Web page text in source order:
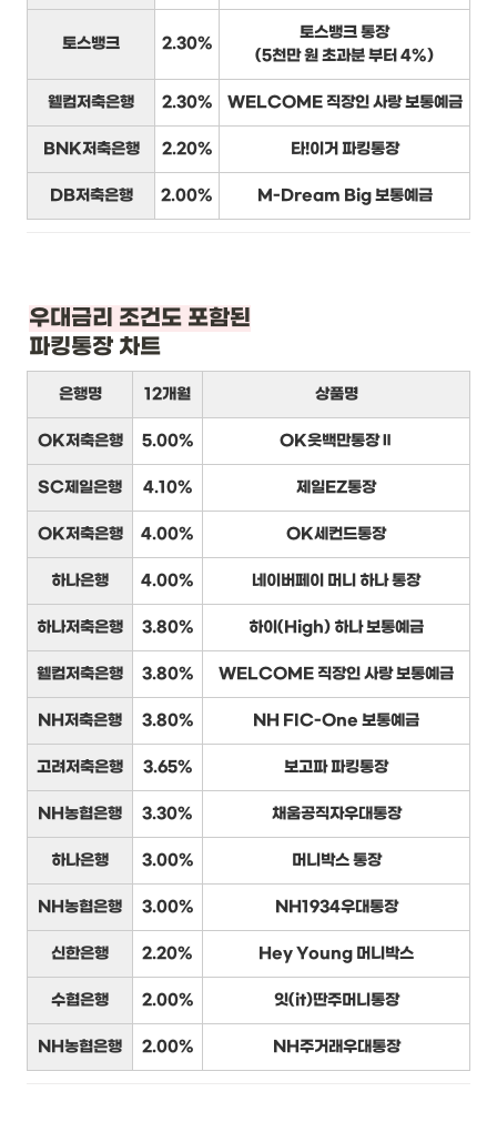
토스뱅크 2.30%
토스뱅크 통장
(5천만 원 초과분 부터 4%)
웰컴저축은행 2.30% WELCOME 직장인 사랑 보통예금
BNK저축은행 2.20% 타!이거 파킹통장
DB저축은행 2.00% M-Dream Big 보통예금
우대금리 조건도 포함된
파킹통장 차트
은행명 12개월 상품명
OK저축은행 5.00% OK읏백만통장Ⅱ
SC제일은행 4.10% 제일EZ통장
OK저축은행 4.00% OK세컨드통장
하나은행 4.00% 네이버페이 머니 하나 통장
하나저축은행 3.80% 하이(High) 하나 보통예금
웰컴저축은행 3.80% WELCOME 직장인 사랑 보통예금
NH저축은행 3.80% NH FIC-One 보통예금
고려저축은행 3.65% 보고파 파킹통장
NH농협은행 3.30% 채움공직자우대통장
하나은행 3.00% 머니박스 통장
NH농협은행 3.00% NH1934우대통장
신한은행 2.20% Hey Young 머니박스
수협은행 2.00% 잇(it)딴주머니통장
NH농협은행 2.00% NH주거래우대통장